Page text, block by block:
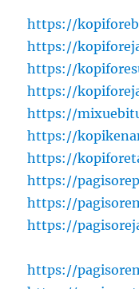
https://
https://
https://
https://
https://
https://
https://
https://
https://
https://
https://